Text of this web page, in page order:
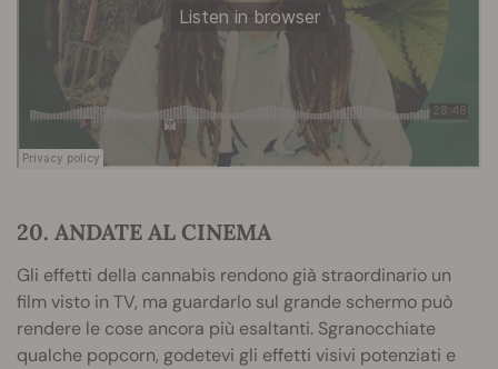
20. ANDATE AL CINEMA
Gli effetti della cannabis rendono già straordinario un
film visto in TV, ma guardarlo sul grande schermo può
rendere le cose ancora più esaltanti. Sgranocchiate
qualche popcorn, godetevi gli effetti visivi potenziati e